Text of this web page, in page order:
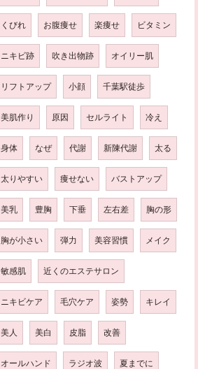
くびれ お腹痩せ 楽痩せ ビタミン
ニキビ跡 吹き出物跡 オイリー肌
リフトアップ 小顔 千葉駅徒歩
美肌作り 原因 セルライト 冷え
身体 なぜ 代謝 新陳代謝 太る
太りやすい 痩せない バストアップ
美乳 豊胸 下垂 左右差 胸の形
胸が小さい 弾力 美容習慣 メイク
敏感肌 近くのエステサロン
ニキビケア 毛穴ケア 姿勢 キレイ
美人 美白 皮脂 改善
オールハンド ラジオ波 夏までに